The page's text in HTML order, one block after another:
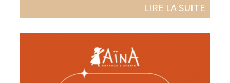
LIRE LA SUITE